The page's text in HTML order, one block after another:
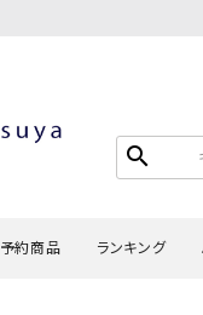
search
予約商品 ランキング